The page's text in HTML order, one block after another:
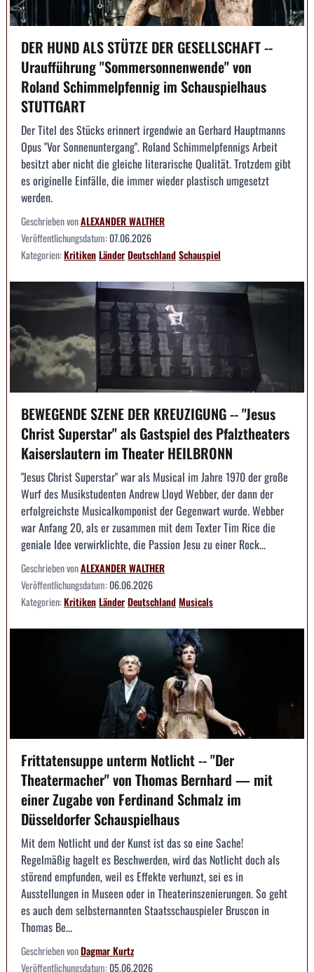
DER HUND ALS STÜTZE DER GESELLSCHAFT --
Uraufführung "Sommersonnenwende" von
Roland Schimmelpfennig im Schauspielhaus
STUTTGART
Der Titel des Stücks erinnert irgendwie an Gerhard Hauptmanns
Opus "Vor Sonnenuntergang". Roland Schimmelpfennigs Arbeit
besitzt aber nicht die gleiche literarische Qualität. Trotzdem gibt
es originelle Einfälle, die immer wieder plastisch umgesetzt
werden.
Geschrieben vonALEXANDER WALTHER
Veröffentlichungsdatum:07.06.2026
Kategorien:KritikenLänderDeutschlandSchauspiel
BEWEGENDE SZENE DER KREUZIGUNG -- "Jesus
Christ Superstar" als Gastspiel des Pfalztheaters
Kaiserslautern im Theater HEILBRONN
"Jesus Christ Superstar" war als Musical im Jahre 1970 der große
Wurf des Musikstudenten Andrew Lloyd Webber, der dann der
erfolgreichste Musicalkomponist der Gegenwart wurde. Webber
war Anfang 20, als er zusammen mit dem Texter Tim Rice die
geniale Idee verwirklichte, die Passion Jesu zu einer Rock...
Geschrieben vonALEXANDER WALTHER
Veröffentlichungsdatum:06.06.2026
Kategorien:KritikenLänderDeutschlandMusicals
Frittatensuppe unterm Notlicht -- "Der
Theatermacher" von Thomas Bernhard — mit
einer Zugabe von Ferdinand Schmalz im
Düsseldorfer Schauspielhaus
Mit dem Notlicht und der Kunst ist das so eine Sache!
Regelmäßig hagelt es Beschwerden, wird das Notlicht doch als
störend empfunden, weil es Effekte verhunzt, sei es in
Ausstellungen in Museen oder in Theaterinszenierungen. So geht
es auch dem selbsternannten Staatsschauspieler Bruscon in
Thomas Be...
Geschrieben vonDagmar Kurtz
Veröffentlichungsdatum:05.06.2026